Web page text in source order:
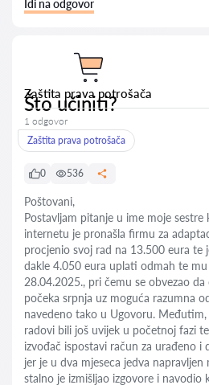
Idi na odgovor
Zaštita prava potrošača
Što učiniti?
1 odgovor
Zaštita prava potrošača
0 536
Poštovani,
Postavljam pitanje u ime moje sestre
internetu je pronašla firmu za
procjenio svoj rad na 13.500 eura te
dakle 4.050 eura uplati odmah te
28.04.2025., pri čemu se obvezao
počeka srpnja uz moguća razumna
navedeno tako u Ugovoru.
radovi bili još uvijek u početnoj fazi
izvođač ispostavi račun za urađeno i
jer je u dva mjeseca jedva
stalno je izmišljao izgovore i navodio